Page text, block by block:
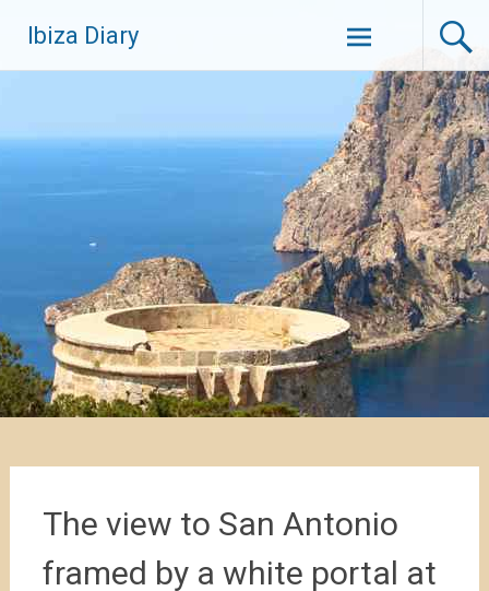
Inhalt
springen
Ibiza Diary
The view to San Antonio
framed by a white portal at